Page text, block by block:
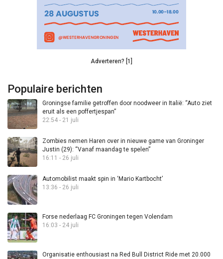
Adverteren? [1]
Populaire berichten
Groningse familie getroffen door noodweer in Italië: “Auto ziet
eruit als een poffertjespan”
22:54 - 21 juli
Zombies nemen Haren over in nieuwe game van Groninger
Justin (29): “Vanaf maandag te spelen”
16:11 - 26 juli
Automobilist maakt spin in ‘Mario Kartbocht’
13:36 - 26 juli
Forse nederlaag FC Groningen tegen Volendam
16:03 - 24 juli
Organisatie enthousiast na Red Bull District Ride met 20.000